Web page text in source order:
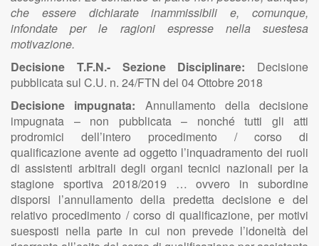
che essere dichiarate inammissibili e, comunque,
infondate per le ragioni espresse nella suestesa
motivazione.
Decisione T.F.N.- Sezione Disciplinare: Decisione
pubblicata sul C.U. n. 24/FTN del 04 Ottobre 2018
Decisione impugnata: Annullamento della decisione
impugnata – non pubblicata – nonché tutti gli atti
prodromici dell’intero procedimento / corso di
qualificazione avente ad oggetto l’inquadramento dei ruoli
di assistenti arbitrali degli organi tecnici nazionali per la
stagione sportiva 2018/2019 … ovvero in subordine
disporsi l’annullamento della predetta decisione e del
relativo procedimento / corso di qualificazione, per motivi
suesposti nella parte in cui non prevede l’idoneità del